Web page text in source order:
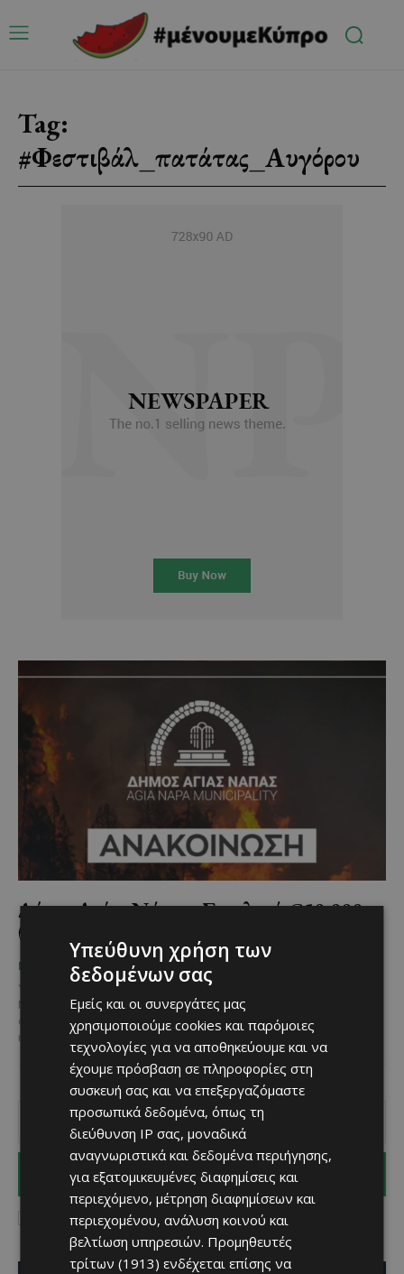
Tag:
#Φεστιβάλ_πατάτας_Αυγόρου
Δήμος Αγίας Νάπας: Συνολικά €50.000
θα δοθούν για στήριξη των πυρόπληκτων
ΜΈΝΟΥΜΕ ΕΝΗΜΕΡΩΜΈΝΟΙ Χριστίνα Γεωργίου
July 26, 2025
Μία ανθρώπινη κίνηση με στόχο τη στήριξη των πυρόπληκτων
συμπολιτών μας που έπεσαν θύματα της φονικής και
καταστροφικής πυρκαγιάς στη Λεμεσό, ανακοίνωσε ότι θα...
I WANT IN
I've read and accept the Privacy Policy.
Υπεύθυνη χρήση των
δεδομένων σας
Εμείς και οι συνεργάτες μας
χρησιμοποιούμε cookies και παρόμοιες
τεχνολογίες για να αποθηκεύουμε και να
έχουμε πρόσβαση σε πληροφορίες στη
συσκευή σας και να επεξεργαζόμαστε
προσωπικά δεδομένα, όπως τη
διεύθυνση IP σας, μοναδικά
αναγνωριστικά και δεδομένα περιήγησης,
για εξατομικευμένες διαφημίσεις και
περιεχόμενο, μέτρηση διαφημίσεων και
περιεχομένου, ανάλυση κοινού και
βελτίωση υπηρεσιών. Προμηθευτές
τρίτων (1913) ενδέχεται επίσης να